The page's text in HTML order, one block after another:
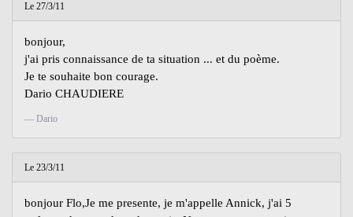
Le 27/3/11
bonjour,
j'ai pris connaissance de ta situation ... et du poème.
Je te souhaite bon courage.
Dario CHAUDIERE
Dario
Le 23/3/11
bonjour Flo,Je me presente, je m'appelle Annick, j'ai 5